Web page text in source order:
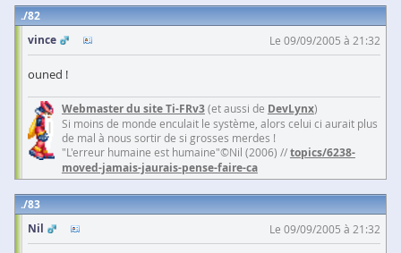
82
vince
Le 09/09/2005 à 21:32
ouned !
Webmaster du site Ti-FRv3(et aussi de DevLynx)
Si moins de monde enculait le système, alors celui ci aurait plus
de mal à nous sortir de si grosses merdes !
"L'erreur humaine est humaine"©Nil (2006) //topics/6238-
moved-jamais-jaurais-pense-faire-ca
83
Nil
Le 09/09/2005 à 21:32